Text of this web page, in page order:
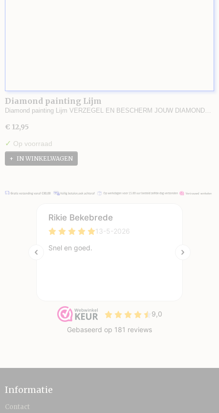
Diamond painting Lijm
Diamond painting Lijm VERZEGEL EN BESCHERM JOUW DIAMOND…
€ 12,95
✓ Op voorraad
IN WINKELWAGEN
Informatie
Contact